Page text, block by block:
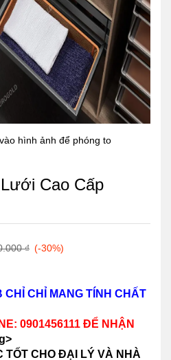
hình ảnh để phóng to
Cao Cấp
₫ (-30%)
CHỈ CHỈ MANG TÍNH CHẤT
0901456111 ĐỂ NHẬN
TỐT CHO ĐẠI LÝ VÀ NHÀ